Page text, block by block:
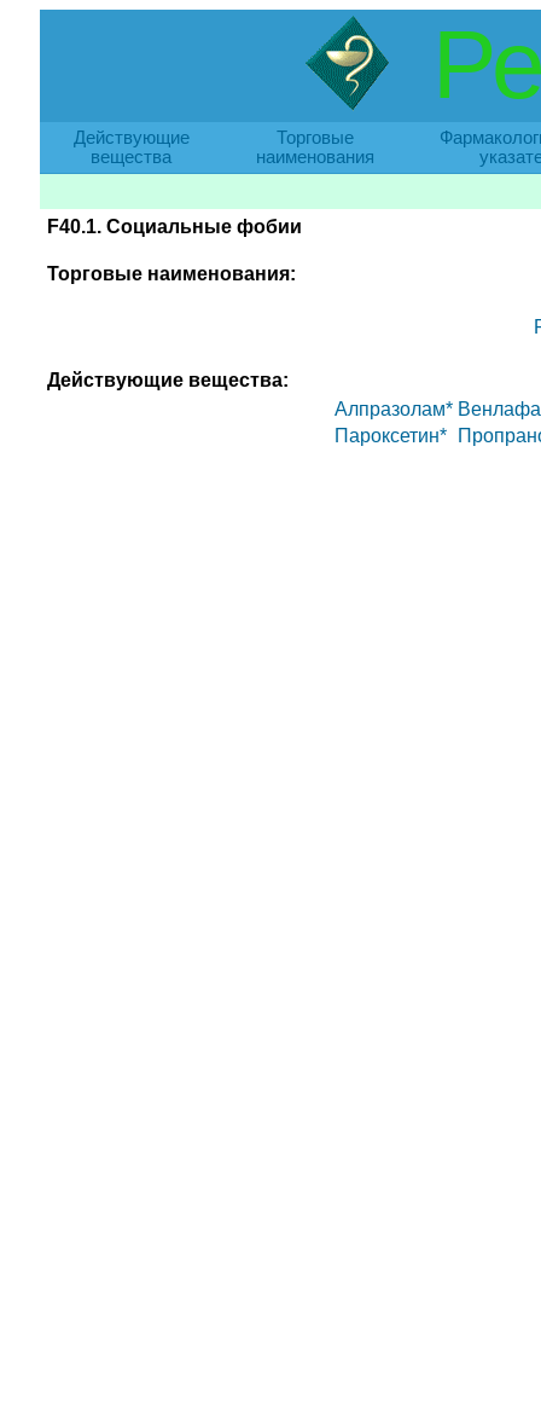
Действующие
вещества
Торговые
наименования
F40.1. Социальные фобии
Торговые наименования:
Действующие вещества:
Алпразолам*
Пароксетин*